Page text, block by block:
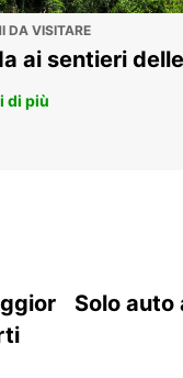
DA VISITARE
ai sentieri
di più
Solo auto